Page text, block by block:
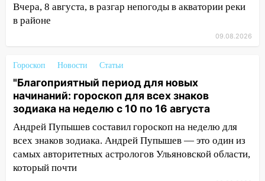
08.08.2026
20:10
19:55
В Ульяновске упавшее дерево
заблокировало в машине двух женщин
17:15 В Ульяновской области
ремонтируют девять мостов: один уже
готов, ещё два — почти завершены
17:00 «Ульяновскалипсис»: последствия
урагана 8 августа
16:38
Прогноз погоды в Ульяновской
Вчера, 8 августа, в разгар непогоды в акватории реки
в районе
09.08.2026
Гороскоп Новости Статьи
"Благоприятный период для новых
начинаний: гороскоп для всех знаков
зодиака на неделю с 10 по 16 августа
Андрей Пупышев составил гороскоп на неделю для
всех знаков зодиака. Андрей Пупышев — это один из
самых авторитетных астрологов Ульяновской области,
который почти